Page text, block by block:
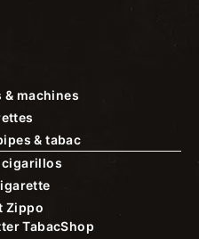
& machines
& tabac
cigarillos
Zippo
TabacShop